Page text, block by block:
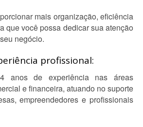
mais organização, eficiência
que você possa dedicar sua atenção
negócio.
profissional:
anos de experiência nas áreas
e financeira, atuando no suporte
empreendedores e profissionais